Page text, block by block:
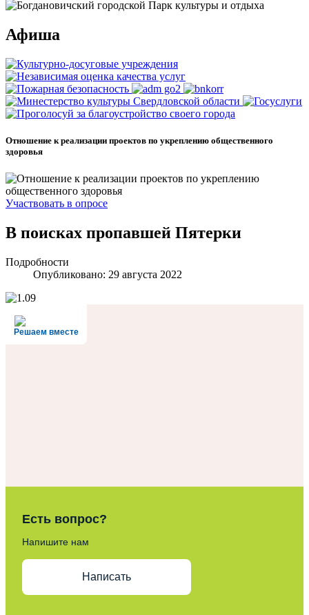
Афиша
Отношение к реализации проектов по укреплению общественного
здоровья
Участвовать в опросе
В поисках пропавшей Пятерки
Подробности
Опубликовано: 29 августа 2022
Решаем вместе
Есть вопрос?
Напишите нам
Написать